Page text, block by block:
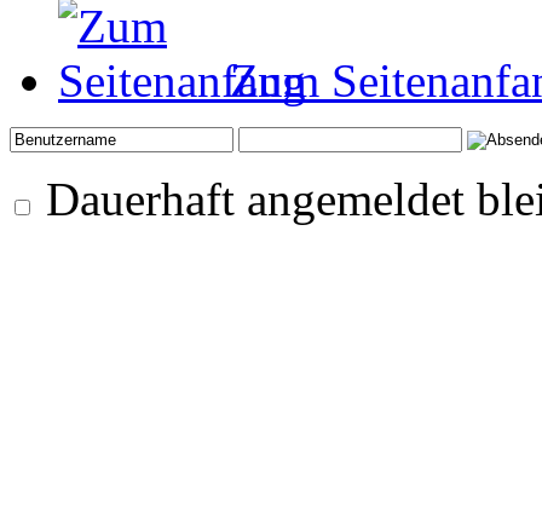
Zum
Dauerhaft angemeldet